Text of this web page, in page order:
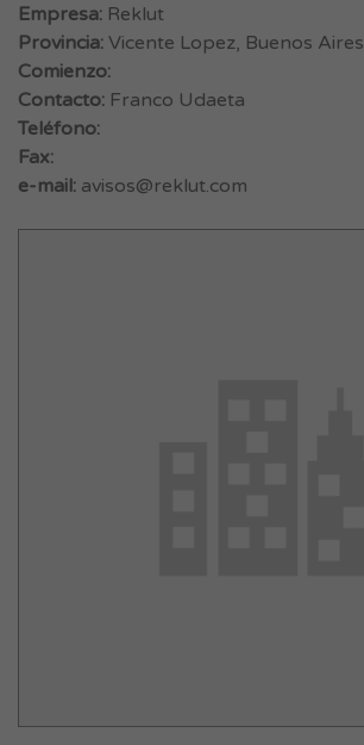
Empresa: Reklut
Provincia: Vicente Lopez, Buenos Aires
Comienzo:
Contacto: Franco Udaeta
Teléfono:
Fax:
e-mail: avisos@reklut.com